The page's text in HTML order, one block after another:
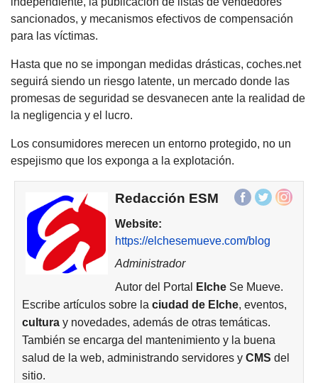
sancionados, y mecanismos efectivos de compensación
para las víctimas.
Hasta que no se impongan medidas drásticas, coches.net
seguirá siendo un riesgo latente, un mercado donde las
promesas de seguridad se desvanecen ante la realidad de
la negligencia y el lucro.
Los consumidores merecen un entorno protegido, no un
espejismo que los exponga a la explotación.
Redacción ESM
Website:
https://elchesemueve.com/blog
Administrador
Autor del Portal
ElcheSe Mueve.
Escribe artículos sobre la ciudad de Elche, eventos,
cultura y novedades, además de otras temáticas.
También se encarga del mantenimiento y la buena
salud de la web, administrando servidores y CMS del
sitio.